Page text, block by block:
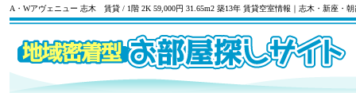
A・Wアヴェニュー 志木 賃貸 / 1階 2K 59,000円 31.65m2 築13年 賃貸空室情報｜志木・新座・